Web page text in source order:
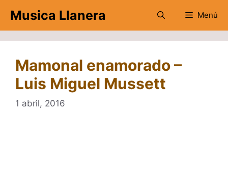
contenido
Musica Llanera Menú
Mamonal enamorado –
Luis Miguel Mussett
1 abril, 2016